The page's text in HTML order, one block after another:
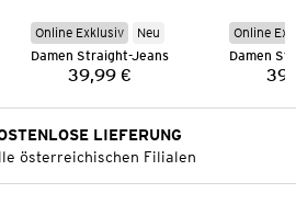
Online Exklusiv
Neu
Damen Straight-Jeans
Preis:
39,99 €
Online
Damen
LIEFERUNG
österreichischen Filialen